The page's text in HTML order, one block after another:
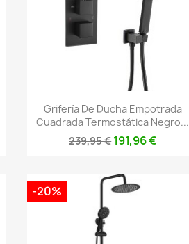
Vista rápida
Grifería De Ducha Empotrada
Cuadrada Termostática Negro...
239,95 €191,96 €
-20%